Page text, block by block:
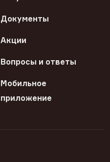
Документы
Акции
Вопросы и ответы
Мобильное
приложение